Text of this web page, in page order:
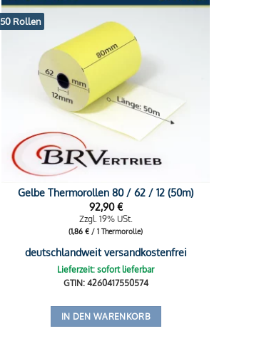
50 Rollen
Gelbe Thermorollen 80 / 62 / 12 (50m)
92,90€
Zzgl. 19% USt.
(1,86€ / 1 Thermorolle)
deutschlandweit versandkostenfrei
Lieferzeit: sofort lieferbar
GTIN: 4260417550574
IN DEN WARENKORB